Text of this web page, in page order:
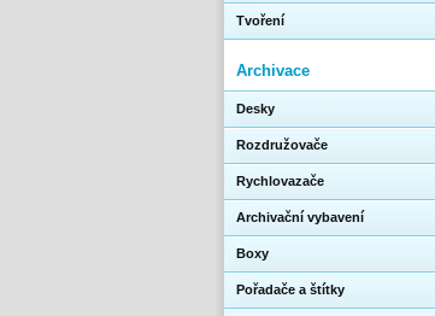
Tvoření
Archivace
Desky
Rozdružovače
Rychlovazače
Archivační vybavení
Boxy
Pořadače a štítky